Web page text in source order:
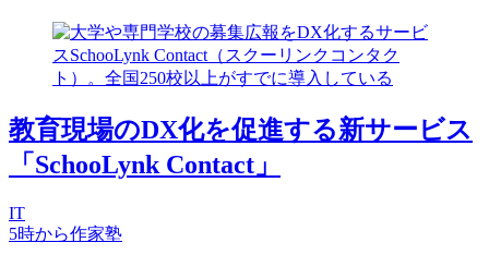
教育現場のDX化を促進する新サービス
「SchooLynk Contact」
IT
5時から作家塾